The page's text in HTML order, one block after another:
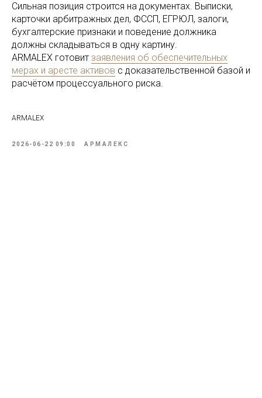
Сильная позиция строится на документах. Выписки,
карточки арбитражных дел, ФССП, ЕГРЮЛ, залоги,
бухгалтерские признаки и поведение должника
должны складываться в одну картину.
ARMALEX готовит заявления об обеспечительных
мерах и аресте активов с доказательственной базой и
расчётом процессуального риска.
ARMALEX
2026-06-22 09:00 АРМАЛЕКС